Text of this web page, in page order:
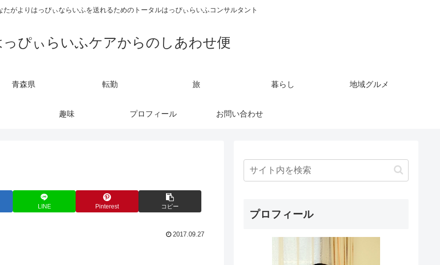
たがよりはっぴぃならいふを送れるためのトータルはっぴぃらいふコンサルタント
っぴぃらいふケアからのしあわせ便
青森県 転勤 旅 暮らし 地域グルメ
趣味 プロフィール お問い合わせ
LINE Pinterest コピー
2017.09.27
プロフィール